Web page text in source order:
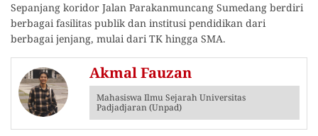
Sepanjang koridor Jalan Parakanmuncang Sumedang berdiri
berbagai fasilitas publik dan institusi pendidikan dari
berbagai jenjang, mulai dari TK hingga SMA.
Akmal Fauzan
Mahasiswa Ilmu Sejarah Universitas
Padjadjaran (Unpad)